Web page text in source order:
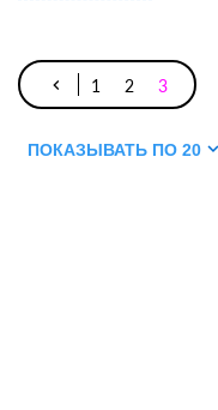
keyboard_arrow_left 1 2 3
ПОКАЗЫВАТЬ ПО 20